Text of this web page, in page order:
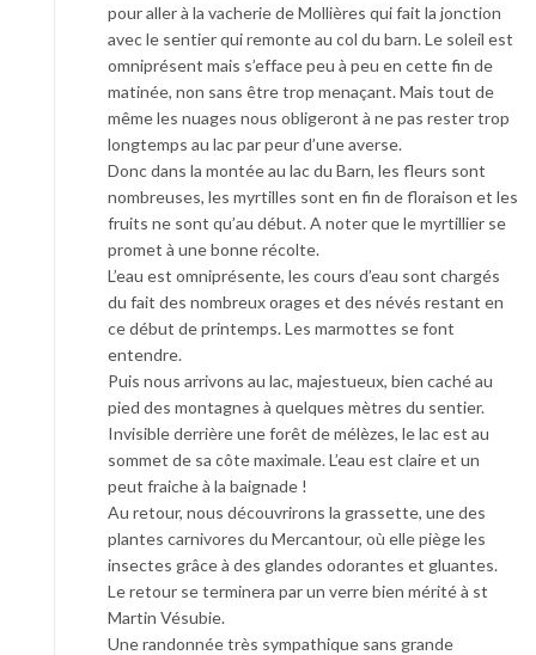
pour aller à la vacherie de Mollières qui fait la jonction
avec le sentier qui remonte au col du barn. Le soleil est
omniprésent mais s’efface peu à peu en cette fin de
matinée, non sans être trop menaçant. Mais tout de
même les nuages nous obligeront à ne pas rester trop
longtemps au lac par peur d’une averse.
Donc dans la montée au lac du Barn, les fleurs sont
nombreuses, les myrtilles sont en fin de floraison et les
fruits ne sont qu’au début. A noter que le myrtillier se
promet à une bonne récolte.
L’eau est omniprésente, les cours d’eau sont chargés
du fait des nombreux orages et des névés restant en
ce début de printemps. Les marmottes se font
entendre.
Puis nous arrivons au lac, majestueux, bien caché au
pied des montagnes à quelques mètres du sentier.
Invisible derrière une forêt de mélèzes, le lac est au
sommet de sa côte maximale. L’eau est claire et un
peut fraiche à la baignade !
Au retour, nous découvrirons la grassette, une des
plantes carnivores du Mercantour, où elle piège les
insectes grâce à des glandes odorantes et gluantes.
Le retour se terminera par un verre bien mérité à st
Martin Vésubie.
Une randonnée très sympathique sans grande